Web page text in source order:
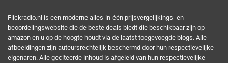
Flickradio.nl is een moderne alles-in-één prijsvergelijkings- en
beoordelingswebsite die de beste deals biedt die beschikbaar zijn op
amazon en u op de hoogte houdt via de laatst toegevoegde blogs. Alle
afbeeldingen zijn auteursrechtelijk beschermd door hun respectievelijke
eigenaren. Alle geciteerde inhoud is afgeleid van hun respectievelijke